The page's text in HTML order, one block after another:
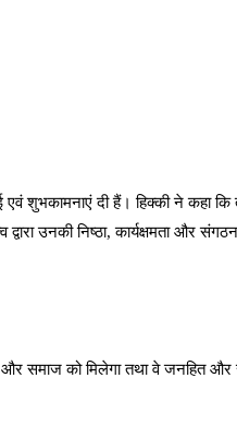
एवं शुभकामनाएं दी हैं। हिक्की ने कहा
उनकी निष्ठा, कार्यक्षमता और
को मिलेगा तथा वे जनहित और